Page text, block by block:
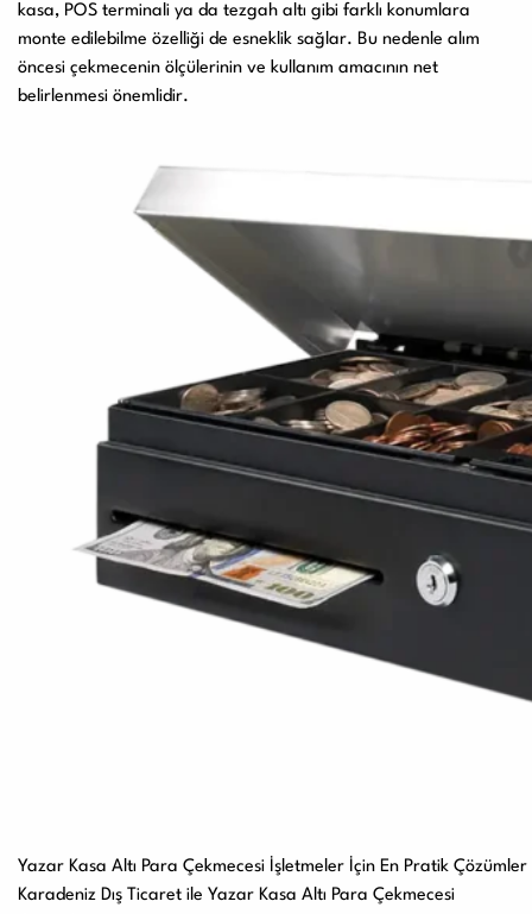
kasa, POS terminali ya da tezgah altı gibi farklı konumlara
monte edilebilme özelliği de esneklik sağlar. Bu nedenle alım
öncesi çekmecenin ölçülerinin ve kullanım amacının net
belirlenmesi önemlidir.
Yazar Kasa Altı Para Çekmecesi İşletmeler İçin En Pratik Çözümler
Karadeniz Dış Ticaret ile Yazar Kasa Altı Para Çekmecesi